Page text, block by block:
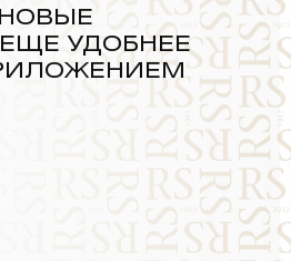
УДОБНЕЕ